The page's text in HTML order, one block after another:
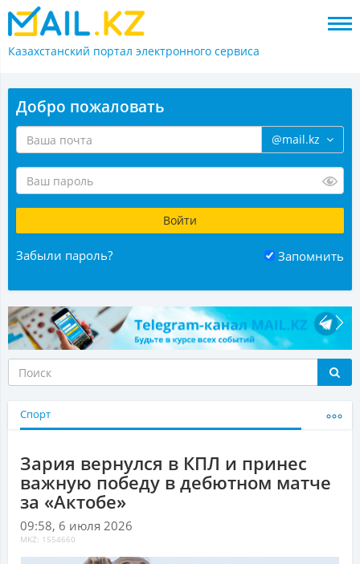
Казахстанский портал электронного сервиса
Добро пожаловать
@mail.kz
Забыли пароль? Запомнить
Спорт
Зария вернулся в КПЛ и принес
важную победу в дебютном матче
за «Актобе»
09:58, 6 июля 2026
MKZ: 1554660